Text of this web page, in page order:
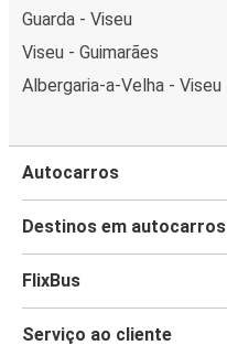
Guarda - Viseu
Viseu - Guimarães
Albergaria-a-Velha - Viseu
Autocarros
Destinos em autocarros
FlixBus
Serviço ao cliente